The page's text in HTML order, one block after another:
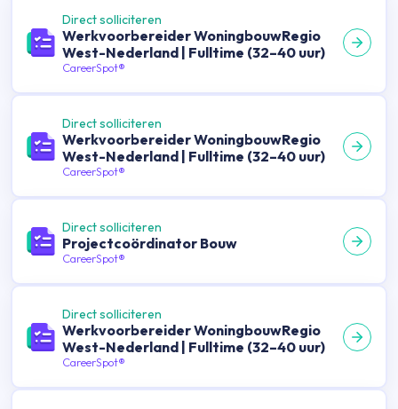
Direct solliciteren
Werkvoorbereider WoningbouwRegio
West-Nederland | Fulltime (32–40 uur)
CareerSpot®
Direct solliciteren
Werkvoorbereider WoningbouwRegio
West-Nederland | Fulltime (32–40 uur)
CareerSpot®
Direct solliciteren
Projectcoördinator Bouw
CareerSpot®
Direct solliciteren
Werkvoorbereider WoningbouwRegio
West-Nederland | Fulltime (32–40 uur)
CareerSpot®